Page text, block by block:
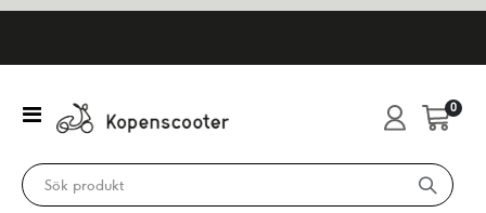
Växla
Nav
Cart
0